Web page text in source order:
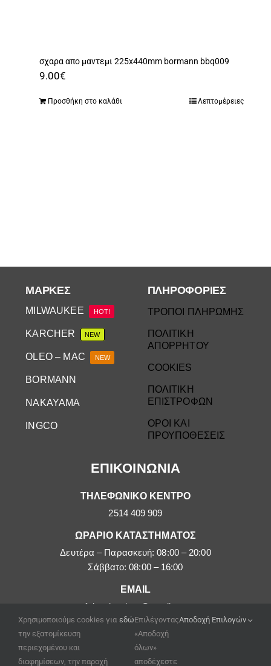
σχαρα απο μαντεμι 225x440mm bormann bbq009
9.00€
Προσθήκη στο καλάθι Λεπτομέρειες
ΕΠΙΚΟΙΝΩΝΙΑ
ΤΗΛΕΦΩΝΙΚΟ ΚΕΝΤΡΟ
2514 409 909
ΩΡΑΡΙΟ ΚΑΤΑΣΤΗΜΑΤΟΣ
Δευτέρα – Παρασκευή: 08:00 – 20:00
Σάββατο: 08:00 – 16:00
EMAIL
afoipouloushop@gmail.com
ΜΆΡΚΕΣ
MILWAUKEE HOT!
KARCHER NEW
OLEO – MAC NEW
BORMANN
NAKAYAMA
INGCO
ΠΛΗΡΟΦΟΡΙΕΣ
ΤΡΟΠΟΙ ΠΛΗΡΩΜΗΣ
ΠΟΛΙΤΙΚΗ
ΑΠΟΡΡΗΤΟΥ
COOKIES
ΠΟΛΙΤΙΚΗ
ΕΠΙΣΤΡΟΦΩΝ
ΟΡΟΙ ΚΑΙ
ΠΡΟΥΠΟΘΕΣΕΙΣ
Χρησιμοποιούμε cookies για
την εξατομίκευση
περιεχομένου και
διαφημίσεων, την παροχή
εδώΕπιλέγοντας
«Αποδοχή
όλων»
αποδέχεστε
Αποδοχή Επιλογών